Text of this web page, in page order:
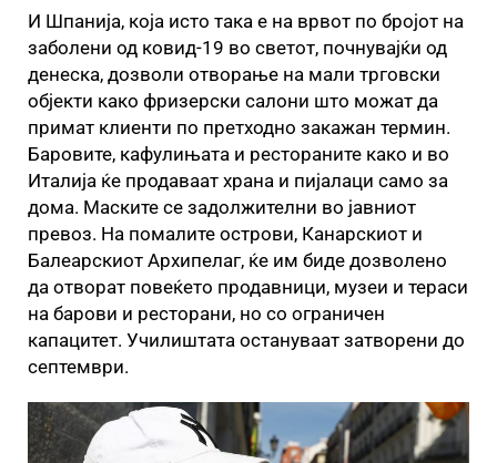
И Шпанија, која исто така е на врвот по бројот на
заболени од ковид-19 во светот, почнувајќи од
денеска, дозволи отворање на мали трговски
објекти како фризерски салони што можат да
примат клиенти по претходно закажан термин.
Баровите, кафулињата и рестораните како и во
Италија ќе продаваат храна и пијалаци само за
дома. Маските се задолжителни во јавниот
превоз. На помалите острови, Канарскиот и
Балеарскиот Архипелаг, ќе им биде дозволено
да отворат повеќето продавници, музеи и тераси
на барови и ресторани, но со ограничен
капацитет. Училиштата остануваат затворени до
септември.